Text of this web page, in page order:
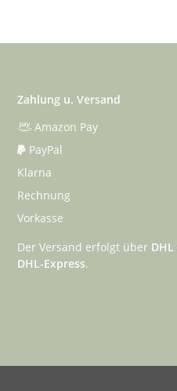
Zahlung u. Versand
Amazon Pay
PayPal
Klarna
Rechnung
Vorkasse
Der Versand erfolgt über DHL
DHL-Express.